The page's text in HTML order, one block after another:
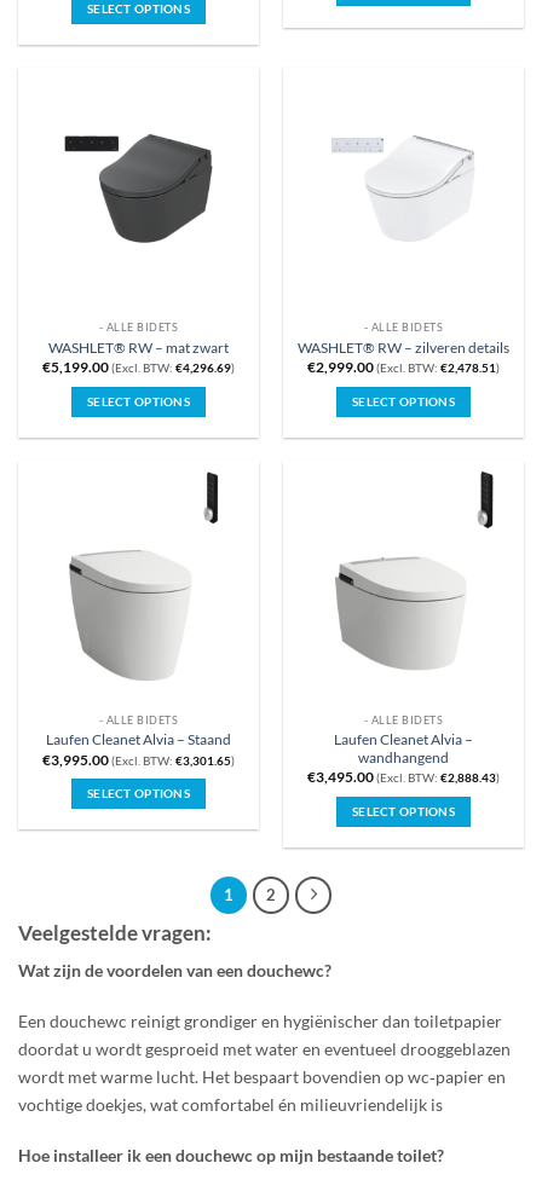
SELECT OPTIONS
- ALLE BIDETS
WASHLET® RW – mat zwart
€5,199.00(Excl. BTW: €4,296.69)
SELECT OPTIONS
- ALLE BIDETS
WASHLET® RW – zilveren details
€2,999.00(Excl. BTW: €2,478.51)
SELECT OPTIONS
- ALLE BIDETS
Laufen Cleanet Alvia – Staand
€3,995.00(Excl. BTW: €3,301.65)
SELECT OPTIONS
- ALLE BIDETS
Laufen Cleanet Alvia –
wandhangend
€3,495.00(Excl. BTW: €2,888.43)
SELECT OPTIONS
1 2
Veelgestelde vragen:
Wat zijn de voordelen van een douchewc?
Een douchewc reinigt grondiger en hygiënischer dan toiletpapier
doordat u wordt gesproeid met water en eventueel drooggeblazen
wordt met warme lucht. Het bespaart bovendien op wc‑papier en
vochtige doekjes, wat comfortabel én milieuvriendelijk is
Hoe installeer ik een douchewc op mijn bestaande toilet?